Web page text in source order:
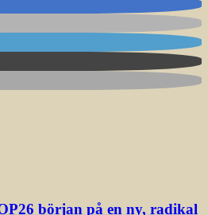
början på en ny, radikal